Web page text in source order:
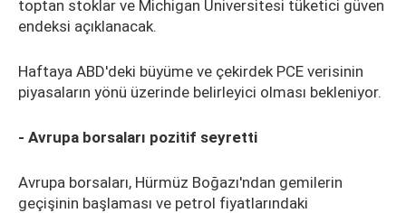
toptan stoklar ve Michigan Üniversitesi tüketici güven
endeksi açıklanacak.
Haftaya ABD'deki büyüme ve çekirdek PCE verisinin
piyasaların yönü üzerinde belirleyici olması bekleniyor.
- Avrupa borsaları pozitif seyretti
Avrupa borsaları, Hürmüz Boğazı'ndan gemilerin
geçişinin başlaması ve petrol fiyatlarındaki